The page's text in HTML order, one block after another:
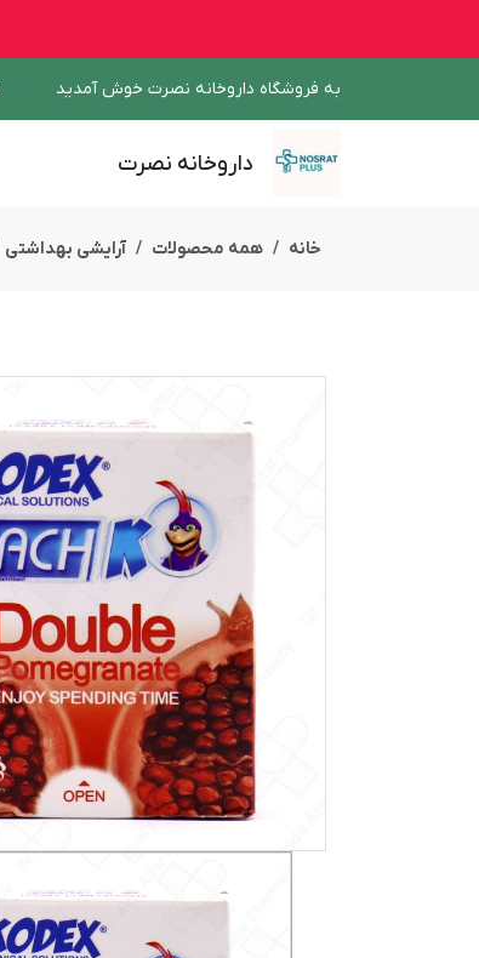
به فروشگاه داروخانه نصرت خوش آمدید
داروخانه نصرت
خانه همه محصولات آرایشی بهداشتی